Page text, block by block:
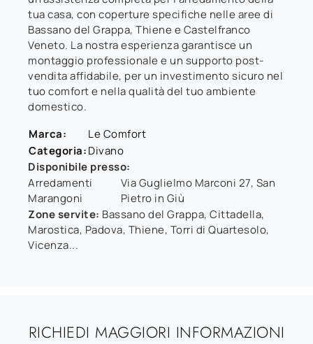
tua casa, con coperture specifiche nelle aree di
Bassano del Grappa, Thiene e Castelfranco
Veneto. La nostra esperienza garantisce un
montaggio professionale e un supporto post-
vendita affidabile, per un investimento sicuro nel
tuo comfort e nella qualità del tuo ambiente
domestico.
Marca:
Le Comfort
Categoria:Divano
Disponibile presso:
Arredamenti
Marangoni
Via Guglielmo Marconi 27, San
Pietro in Giù
Zone servite: Bassano del Grappa, Cittadella,
Marostica, Padova, Thiene, Torri di Quartesolo,
Vicenza...
RICHIEDI MAGGIORI INFORMAZIONI